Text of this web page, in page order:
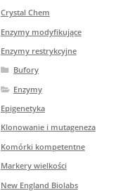
Crystal Chem
Enzymy modyfikujące
Enzymy restrykcyjne
Bufory
Enzymy
Epigenetyka
Klonowanie i mutageneza
Komórki kompetentne
Markery wielkości
New England Biolabs